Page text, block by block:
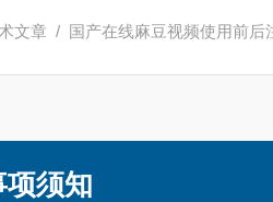
文章 / 国产在线麻豆视频使用前后
项须知